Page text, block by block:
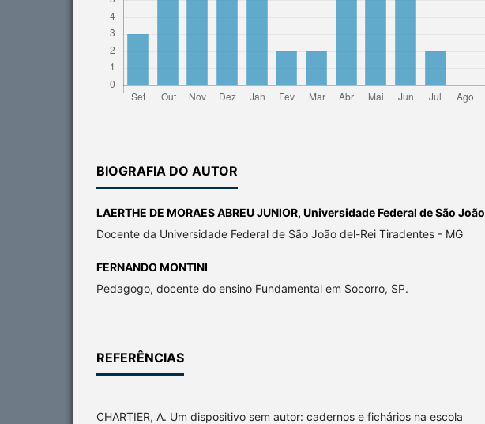
BIOGRAFIA DO AUTOR
LAERTHE DE MORAES ABREU JUNIOR, Universidade Federal de São João
Docente da Universidade Federal de São João del-Rei Tiradentes - MG
FERNANDO MONTINI
Pedagogo, docente do ensino Fundamental em Socorro, SP.
REFERÊNCIAS
CHARTIER, A. Um dispositivo sem autor: cadernos e fichários na escola